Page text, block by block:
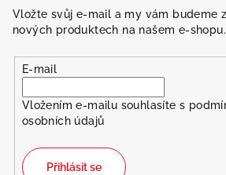
Vložte svůj e-mail a my vám budeme
nových produktech na našem e-shopu.
E-mail
Vložením e-mailu souhlasíte s
osobních údajů
Přihlásit se